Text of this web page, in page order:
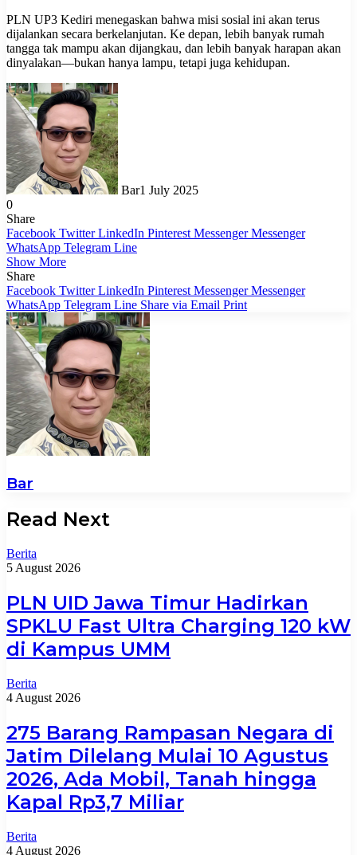
PLN UP3 Kediri menegaskan bahwa misi sosial ini akan terus
dijalankan secara berkelanjutan. Ke depan, lebih banyak rumah
tangga tak mampu akan dijangkau, dan lebih banyak harapan akan
dinyalakan—bukan hanya lampu, tetapi juga kehidupan.
Bar1 July 2025
0
Share
Facebook Twitter LinkedIn Pinterest Messenger Messenger
WhatsApp Telegram Line
Show More
Share
Facebook Twitter LinkedIn Pinterest Messenger Messenger
WhatsApp Telegram Line Share via Email Print
Bar
Read Next
Berita
5 August 2026
PLN UID Jawa Timur Hadirkan
SPKLU Fast Ultra Charging 120 kW
di Kampus UMM
Berita
4 August 2026
275 Barang Rampasan Negara di
Jatim Dilelang Mulai 10 Agustus
2026, Ada Mobil, Tanah hingga
Kapal Rp3,7 Miliar
Berita
4 August 2026